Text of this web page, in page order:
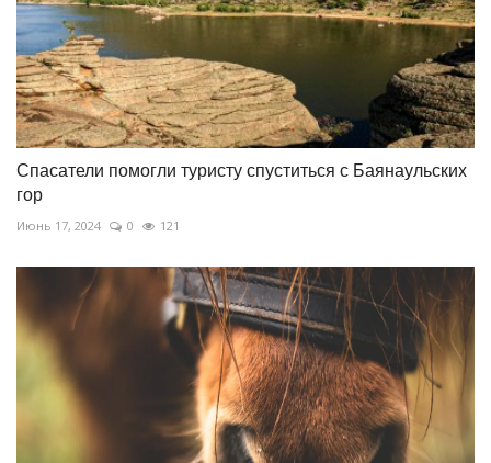
Спасатели помогли туристу спуститься с Баянаульских
гор
Июнь 17, 2024 0 121